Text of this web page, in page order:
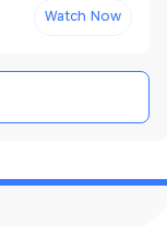
Watch Now